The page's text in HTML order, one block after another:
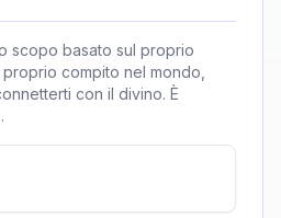
scopo basato sul proprio
compito nel mondo,
con il divino. È